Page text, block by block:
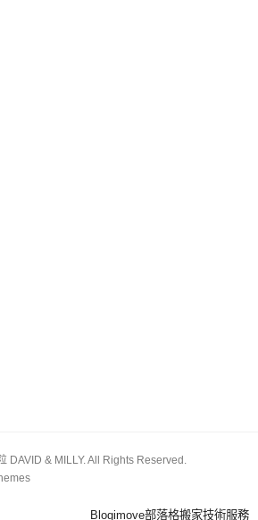
DAVID & MILLY. All Rights Reserved.
Blogimove部落格搬家技術服務